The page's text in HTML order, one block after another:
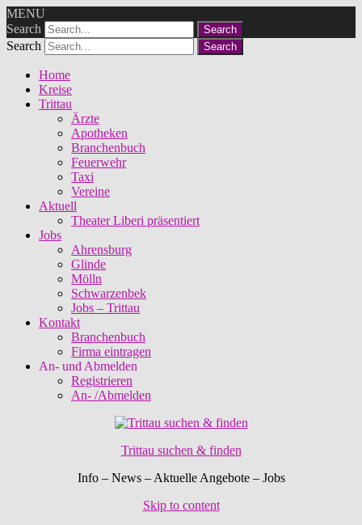
MENU
Search
Search
Home
Kreise
Trittau
Ärzte
Apotheken
Branchenbuch
Feuerwehr
Taxi
Vereine
Aktuell
Theater Liberi präsentiert
Jobs
Ahrensburg
Glinde
Mölln
Schwarzenbek
Jobs – Trittau
Kontakt
Branchenbuch
Firma eintragen
An- und Abmelden
Registrieren
An- /Abmelden
Trittau suchen & finden
Info – News – Aktuelle Angebote – Jobs
Skip to content